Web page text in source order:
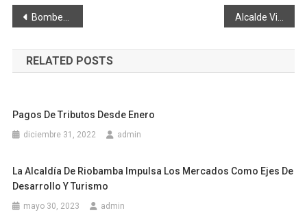
Navegación
de
entradas
Bomberos Riobamba con tecnología de punta Alcalde Vinueza dice que “siembra tubos” en #Riobamba
RELATED POSTS
Pagos De Tributos Desde Enero
diciembre 31, 2022 admin
La Alcaldía De Riobamba Impulsa Los Mercados Como Ejes De
Desarrollo Y Turismo
mayo 30, 2023 admin